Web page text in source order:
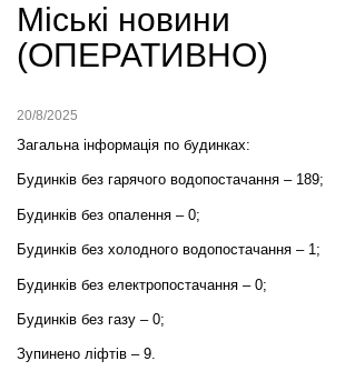
Міські новини
(ОПЕРАТИВНО)
20/8/2025
Загальна інформація по будинках:
Будинків без гарячого водопостачання – 189;
Будинків без опалення – 0;
Будинків без холодного водопостачання – 1;
Будинків без електропостачання – 0;
Будинків без газу – 0;
Зупинено ліфтів – 9.